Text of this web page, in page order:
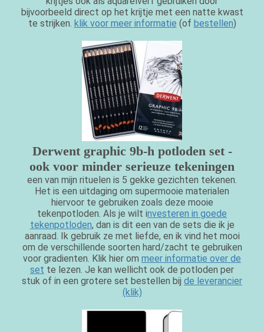
bijvoorbeeld direct op het krijtje met een natte kwast
te strijken. klik voor meer informatie (of bestellen)
Derwent graphic 9b-h potloden set -
ook voor minder serieuze tekeningen
een van mijn rituelen is 5 gekke gezichten tekenen.
Het is een uitdaging om supermooie materialen
hiervoor te gebruiken zoals deze mooie
tekenpotloden. Als je wilt investeren in goede
tekenpotloden, dan is dit een van de sets die ik je
aanraad. Ik gebruik ze met liefde, en ik vind het mooi
om de verschillende soorten hard/zacht te gebruiken
voor gradienten. Klik hier om meer informatie over de
set te lezen. Je kan wellicht ook de potloden per
stuk of in een grotere set bestellen bij de leverancier
(klik)